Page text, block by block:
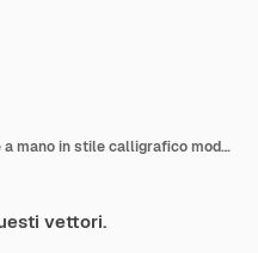
Citazione di lettere disegnate a mano in stile calligrafico moderno sullo slogan di ispirazione della motivazione aziendale ...
vettori.